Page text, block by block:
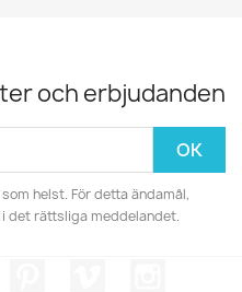
och erbjudanden
helst. För detta ändamål,
det rättsliga meddelandet.